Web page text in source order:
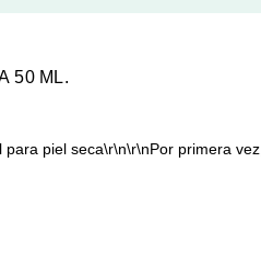
50 ML.
piel seca\r\n\r\nPor primera vez,